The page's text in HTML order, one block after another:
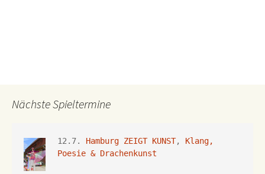
Nächste Spieltermine
12.7. Hamburg ZEIGT KUNST, Klang,
Poesie & Drachenkunst